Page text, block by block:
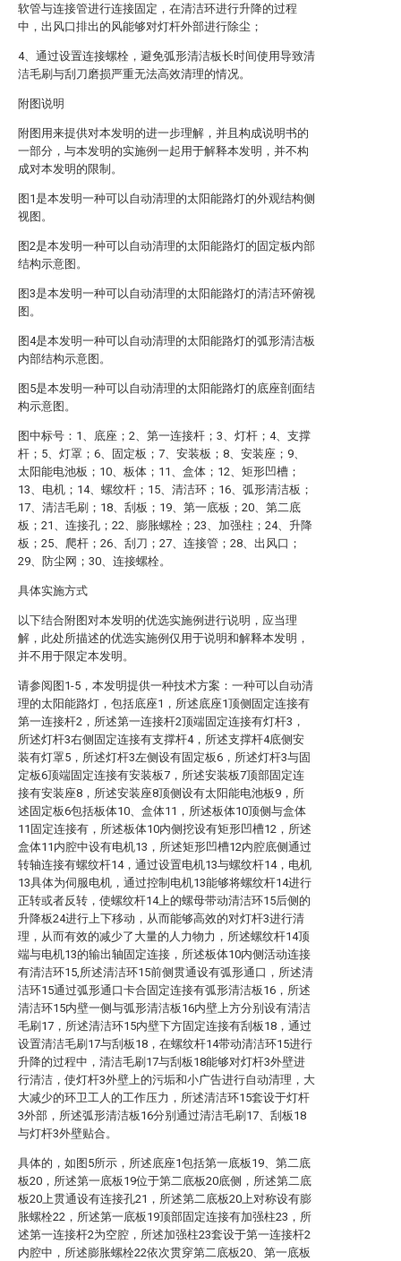
软管与连接管进行连接固定，在清洁环进行升降的过程
中，出风口排出的风能够对灯杆外部进行除尘；
4、通过设置连接螺栓，避免弧形清洁板长时间使用导致清
洁毛刷与刮刀磨损严重无法高效清理的情况。
附图说明
附图用来提供对本发明的进一步理解，并且构成说明书的
一部分，与本发明的实施例一起用于解释本发明，并不构
成对本发明的限制。
图1是本发明一种可以自动清理的太阳能路灯的外观结构侧
视图。
图2是本发明一种可以自动清理的太阳能路灯的固定板内部
结构示意图。
图3是本发明一种可以自动清理的太阳能路灯的清洁环俯视
图。
图4是本发明一种可以自动清理的太阳能路灯的弧形清洁板
内部结构示意图。
图5是本发明一种可以自动清理的太阳能路灯的底座剖面结
构示意图。
图中标号：1、底座；2、第一连接杆；3、灯杆；4、支撑
杆；5、灯罩；6、固定板；7、安装板；8、安装座；9、
太阳能电池板；10、板体；11、盒体；12、矩形凹槽；
13、电机；14、螺纹杆；15、清洁环；16、弧形清洁板；
17、清洁毛刷；18、刮板；19、第一底板；20、第二底
板；21、连接孔；22、膨胀螺栓；23、加强柱；24、升降
板；25、爬杆；26、刮刀；27、连接管；28、出风口；
29、防尘网；30、连接螺栓。
具体实施方式
以下结合附图对本发明的优选实施例进行说明，应当理
解，此处所描述的优选实施例仅用于说明和解释本发明，
并不用于限定本发明。
请参阅图1-5，本发明提供一种技术方案：一种可以自动清
理的太阳能路灯，包括底座1，所述底座1顶侧固定连接有
第一连接杆2，所述第一连接杆2顶端固定连接有灯杆3，
所述灯杆3右侧固定连接有支撑杆4，所述支撑杆4底侧安
装有灯罩5，所述灯杆3左侧设有固定板6，所述灯杆3与固
定板6顶端固定连接有安装板7，所述安装板7顶部固定连
接有安装座8，所述安装座8顶侧设有太阳能电池板9，所
述固定板6包括板体10、盒体11，所述板体10顶侧与盒体
11固定连接有，所述板体10内侧挖设有矩形凹槽12，所述
盒体11内腔中设有电机13，所述矩形凹槽12内腔底侧通过
转轴连接有螺纹杆14，通过设置电机13与螺纹杆14，电机
13具体为伺服电机，通过控制电机13能够将螺纹杆14进行
正转或者反转，使螺纹杆14上的螺母带动清洁环15后侧的
升降板24进行上下移动，从而能够高效的对灯杆3进行清
理，从而有效的减少了大量的人力物力，所述螺纹杆14顶
端与电机13的输出轴固定连接，所述板体10内侧活动连接
有清洁环15,所述清洁环15前侧贯通设有弧形通口，所述清
洁环15通过弧形通口卡合固定连接有弧形清洁板16，所述
清洁环15内壁一侧与弧形清洁板16内壁上方分别设有清洁
毛刷17，所述清洁环15内壁下方固定连接有刮板18，通过
设置清洁毛刷17与刮板18，在螺纹杆14带动清洁环15进行
升降的过程中，清洁毛刷17与刮板18能够对灯杆3外壁进
行清洁，使灯杆3外壁上的污垢和小广告进行自动清理，大
大减少的环卫工人的工作压力，所述清洁环15套设于灯杆
3外部，所述弧形清洁板16分别通过清洁毛刷17、刮板18
与灯杆3外壁贴合。
具体的，如图5所示，所述底座1包括第一底板19、第二底
板20，所述第一底板19位于第二底板20底侧，所述第二底
板20上贯通设有连接孔21，所述第二底板20上对称设有膨
胀螺栓22，所述第一底板19顶部固定连接有加强柱23，所
述第一连接杆2为空腔，所述加强柱23套设于第一连接杆2
内腔中，所述膨胀螺栓22依次贯穿第二底板20、第一底板